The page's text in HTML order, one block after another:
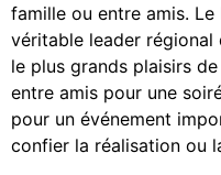
famille ou entre amis.
véritable leader
le plus grands plaisirs
entre amis pour une
pour un événement
confier la réalisation ou